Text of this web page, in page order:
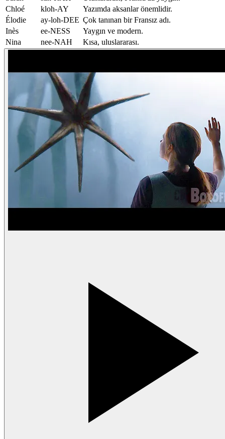
Chloé
kloh-AY
Yazımda aksanlar önemlidir.
Élodie
ay-loh-DEE Çok tanınan bir Fransız adı.
Inès
ee-NESS
Yaygın ve modern.
Nina
nee-NAH Kısa, uluslararası.